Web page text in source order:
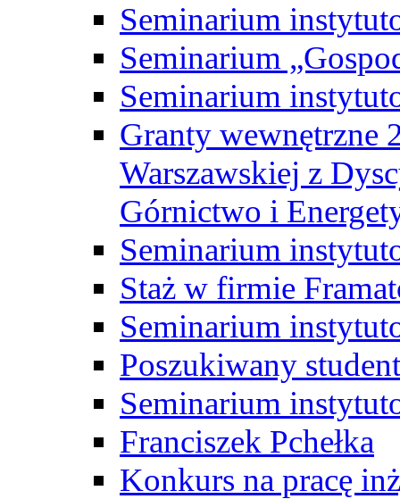
Seminarium
Seminarium
Seminarium
Granty wewnętrzne
Warszawskiej z
Górnictwo i
Seminarium
Staż w firmie
Seminarium
Poszukiwany
Seminarium
Franciszek Pchełka
Konkurs na pracę